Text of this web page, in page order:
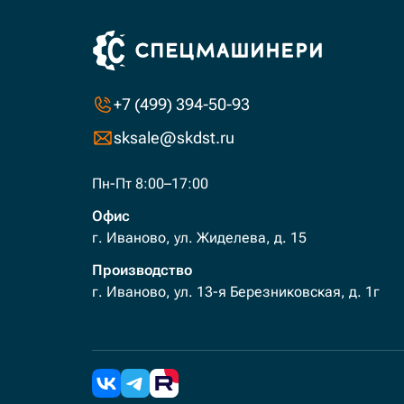
+7 (499) 394-50-93
sksale@skdst.ru
Пн-Пт 8:00–17:00
Офис
г. Иваново, ул. Жиделева, д. 15
Производство
г. Иваново, ул. 13-я Березниковская, д. 1г